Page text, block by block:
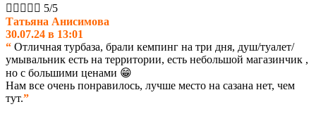
     5/5
Татьяна Анисимова
30.07.24 в 13:01
“ Отличная турбаза, брали кемпинг на три дня, душ/туалет/
умывальник есть на территории, есть небольшой магазинчик ,
но с большими ценами 😁
Нам все очень понравилось, лучше место на сазана нет, чем
тут.”